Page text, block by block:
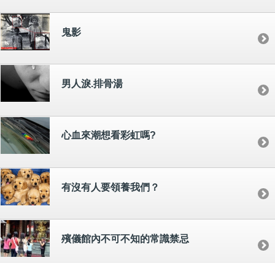
鬼影
男人淚.排骨湯
心血來潮想看彩虹嗎?
有沒有人要領養我們？
殯儀館內不可不知的常識禁忌